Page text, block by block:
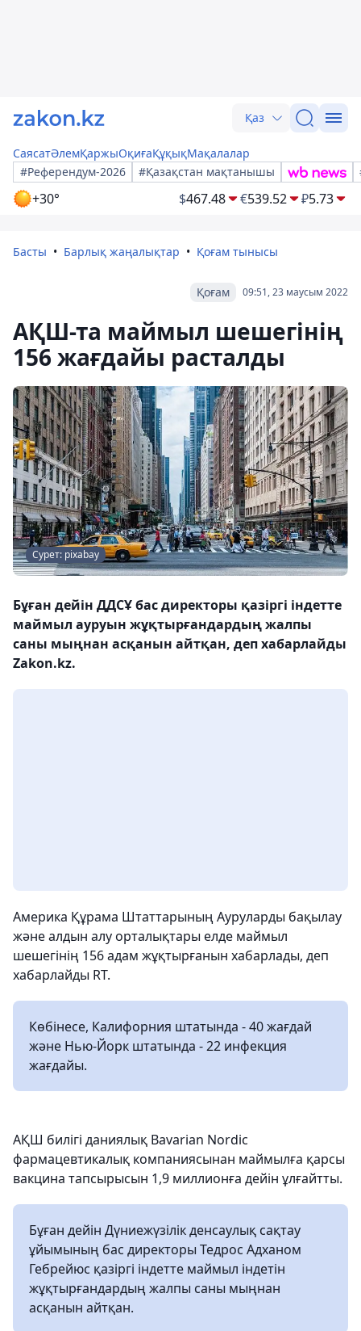
Қаз
СаясатӘлемҚаржыОқиғаҚұқықМақалалар
#Референдум-2026
#Қазақстан мақтанышы
+30° $467.48 €539.52 ₽5.73
Басты Барлық жаңалықтар Қоғам тынысы
09:51, 23 маусым 2022
Қоғам
АҚШ-та маймыл шешегінің
156 жағдайы расталды
Сурет: pixabay
Бұған дейін ДДСҰ бас директоры қазіргі індетте
маймыл ауруын жұқтырғандардың жалпы
саны мыңнан асқанын айтқан, деп хабарлайды
Zakon.kz.
Америка Құрама Штаттарының Ауруларды бақылау
және алдын алу орталықтары елде маймыл
шешегінің 156 адам жұқтырғанын хабарлады, деп
хабарлайды RT.
Көбінесе, Калифорния штатында - 40 жағдай
және Нью-Йорк штатында - 22 инфекция
жағдайы.
АҚШ билігі даниялық Bavarian Nordic
фармацевтикалық компаниясынан маймылға қарсы
вакцина тапсырысын 1,9 миллионға дейін ұлғайтты.
Бұған дейін Дүниежүзілік денсаулық сақтау
ұйымының бас директоры Тедрос Адханом
Гебрейюс қазіргі індетте маймыл індетін
жұқтырғандардың жалпы саны мыңнан
асқанын айтқан.